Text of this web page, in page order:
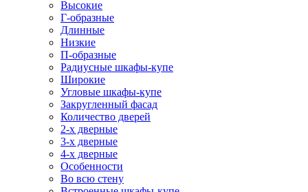
Высокие
Г-образные
Длинные
Низкие
П-образные
Радиусные шкафы-купе
Широкие
Угловые шкафы-купе
Закругленный фасад
Количество дверей
2-х дверные
3-х дверные
4-х дверные
Особенности
Во всю стену